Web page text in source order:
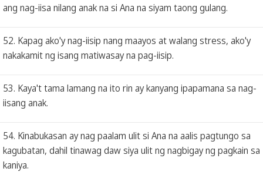
ang nag-iisa nilang anak na si Ana na siyam taong gulang.
52. Kapag ako'y nag-iisip nang maayos at walang stress, ako'y
nakakamit ng isang matiwasay na pag-iisip.
53. Kaya't tama lamang na ito rin ay kanyang ipapamana sa nag-
iisang anak.
54. Kinabukasan ay nag paalam ulit si Ana na aalis pagtungo sa
kagubatan, dahil tinawag daw siya ulit ng nagbigay ng pagkain sa
kaniya.